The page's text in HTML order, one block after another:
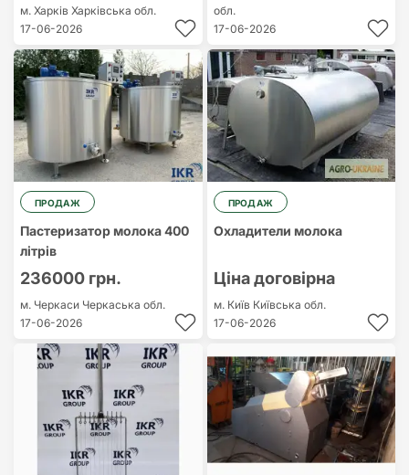
м. Харків Харківська обл.
17-06-2026
обл.
17-06-2026
ПРОДАЖ
Пастеризатор молока 400
літрів
236000 грн.
м. Черкаси Черкаська обл.
17-06-2026
ПРОДАЖ
Охладители молока
Ціна договірна
м. Київ Київська обл.
17-06-2026